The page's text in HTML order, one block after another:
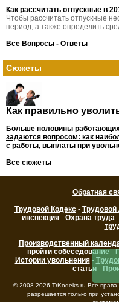
Как рассчитать отпускные в
Чтобы рассчитать отпускные
период, а также определить
Все Вопросы - Ответы
Сюжеты
Как правильно
Больше половины
задаются вопросом: как
с работы, выплаты при
Все сюжеты
Обратная
Трудовой Кодекс - Трудовой
инспекция - Охрана труда -
Производственный
пройти собеседование -
Истории увольнения-
статьи-
© 2008-2026 TrKodeks.ru Все
разрешается только при